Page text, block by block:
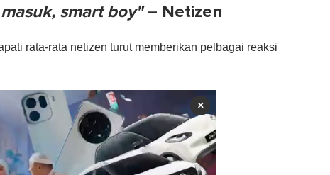
smart boy"– Netizen
rata-rata netizen turut memberikan pelbagai reaksi
×